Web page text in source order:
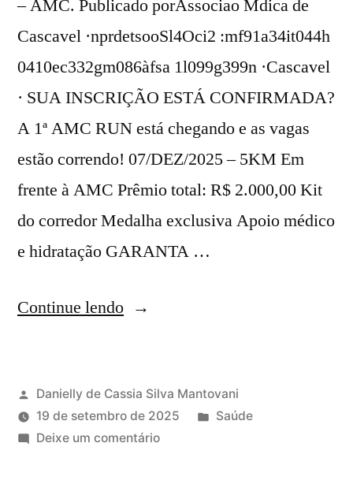
– AMC. Publicado porAssociao Mdica de
Cascavel ·nprdetsooSl4Oci2 :mf91a34it044h
0410ec332gm086àfsa 1l099g399n ·Cascavel
· SUA INSCRIÇÃO ESTÁ CONFIRMADA?
A 1ª AMC RUN está chegando e as vagas
estão correndo! 07/DEZ/2025 – 5KM Em
frente à AMC Prêmio total: R$ 2.000,00 Kit
do corredor Medalha exclusiva Apoio médico
e hidratação GARANTA …
Continue lendo
Danielly de Cassia Silva Mantovani
19 de setembro de 2025
Saúde
Deixe um comentário